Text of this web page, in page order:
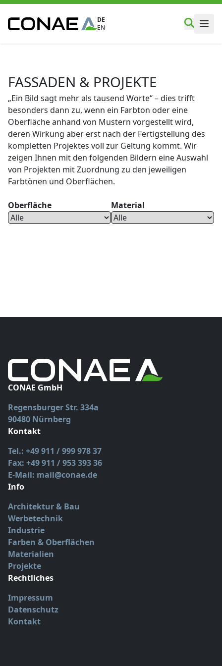
DE
EN
FASSADEN & PROJEKTE
„Ein Bild sagt mehr als tausend Worte“ – dies trifft
besonders dann zu, wenn ein Farbton oder eine
Oberfläche anhand von Mustern vorgestellt wird,
deren Wirkung aber erst nach der Fertigstellung des
kompletten Projektes voll zur Geltung kommt. Wir
zeigen Ihnen mit den folgenden Bildern eine Auswahl
von Projekten mit Zuordnung zu den jeweiligen
Farbtönen und Oberflächen.
Oberfläche Material
CONAE GmbH
Regensburger Str. 334a
90480 Nürnberg
Kontakt
Tel.: +49 911 / 999 978 37
Fax: +49 911 / 953 393 36
E-Mail: mail@conae.de
Info
Architektur & Bau
Werbetechnik
Industrie
Farben & Oberflächen
Materialien
Projekte
Rechtliches
Impressum
Datenschutz
Kontakt